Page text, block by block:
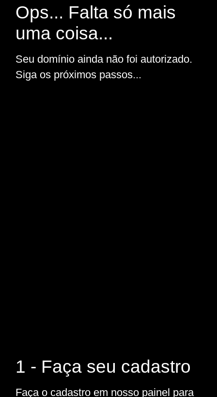
Ops... Falta só mais
uma coisa...
Seu domínio ainda não foi autorizado.
Siga os próximos passos...
1 - Faça seu cadastro
Faça o cadastro em nosso painel para